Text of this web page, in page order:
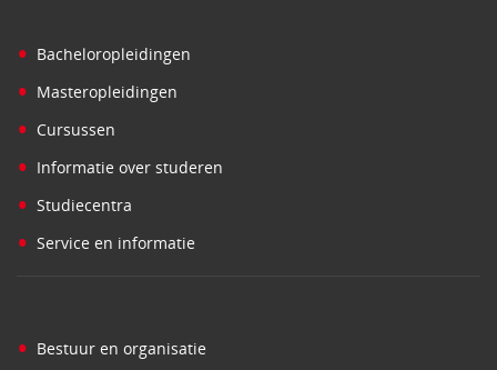
• Bacheloropleidingen
• Masteropleidingen
• Cursussen
• Informatie over studeren
• Studiecentra
• Service en informatie
• Bestuur en organisatie